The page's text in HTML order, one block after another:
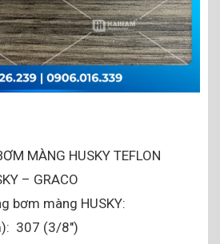
MÀNG HUSKY TEFLON
– GRACO
bơm màng HUSKY:
307 (3/8″)